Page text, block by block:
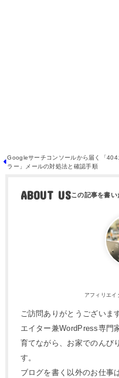
Googleサーチコンソールから届く「404
ラー」メールの対処法と確認手順
ABOUT US
アフィリエ
ご訪問ありがとうございま
エイター兼WordPress専門
育てながら、お家でのんび
す。
ブログを書く以外のお仕事